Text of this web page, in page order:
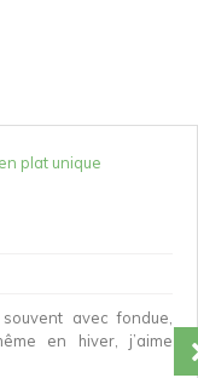
plat unique
avec fondue,
en hiver, j’aime